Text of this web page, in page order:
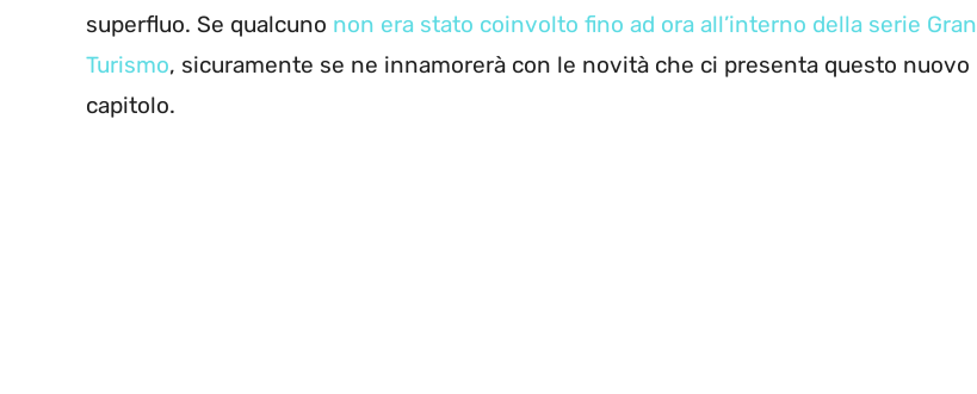
superfluo. Se qualcuno non era stato coinvolto fino ad ora all’interno della serie Gran
Turismo, sicuramente se ne innamorerà con le novità che ci presenta questo nuovo
capitolo.